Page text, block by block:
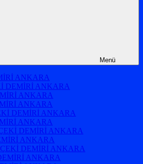
Menü
ANKARA
DEMİRİ ANKARA
ANKARA
ANKARA
DEMİRİ ANKARA
ANKARA
DEMİRİ ANKARA
ANKARA
DEMİRİ ANKARA
ANKARA